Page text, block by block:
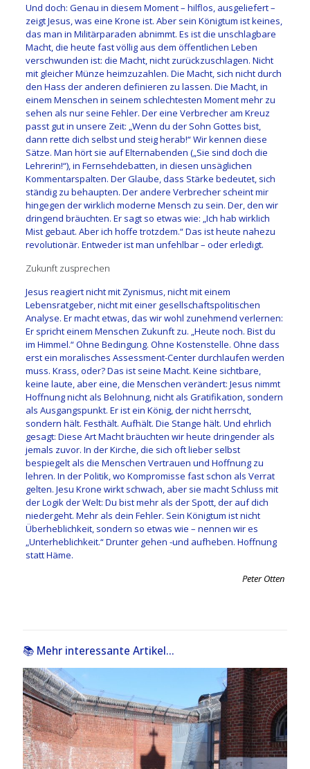
Und doch: Genau in diesem Moment – hilflos, ausgeliefert –
zeigt Jesus, was eine Krone ist. Aber sein Königtum ist keines,
das man in Militärparaden abnimmt. Es ist die unschlagbare
Macht, die heute fast völlig aus dem öffentlichen Leben
verschwunden ist: die Macht, nicht zurückzuschlagen. Nicht
mit gleicher Münze heimzuzahlen. Die Macht, sich nicht durch
den Hass der anderen definieren zu lassen. Die Macht, in
einem Menschen in seinem schlechtesten Moment mehr zu
sehen als nur seine Fehler. Der eine Verbrecher am Kreuz
passt gut in unsere Zeit: „Wenn du der Sohn Gottes bist,
dann rette dich selbst und steig herab!“ Wir kennen diese
Sätze. Man hört sie auf Elternabenden („Sie sind doch die
Lehrerin!“), in Fernsehdebatten, in diesen unsäglichen
Kommentarspalten. Der Glaube, dass Stärke bedeutet, sich
ständig zu behaupten. Der andere Verbrecher scheint mir
hingegen der wirklich moderne Mensch zu sein. Der, den wir
dringend bräuchten. Er sagt so etwas wie: „Ich hab wirklich
Mist gebaut. Aber ich hoffe trotzdem.“ Das ist heute nahezu
revolutionär. Entweder ist man unfehlbar – oder erledigt.
Zukunft zusprechen
Jesus reagiert nicht mit Zynismus, nicht mit einem
Lebensratgeber, nicht mit einer gesellschaftspolitischen
Analyse. Er macht etwas, das wir wohl zunehmend verlernen:
Er spricht einem Menschen Zukunft zu. „Heute noch. Bist du
im Himmel.“ Ohne Bedingung. Ohne Kostenstelle. Ohne dass
erst ein moralisches Assessment-Center durchlaufen werden
muss. Krass, oder? Das ist seine Macht. Keine sichtbare,
keine laute, aber eine, die Menschen verändert: Jesus nimmt
Hoffnung nicht als Belohnung, nicht als Gratifikation, sondern
als Ausgangspunkt. Er ist ein König, der nicht herrscht,
sondern hält. Festhält. Aufhält. Die Stange hält. Und ehrlich
gesagt: Diese Art Macht bräuchten wir heute dringender als
jemals zuvor. In der Kirche, die sich oft lieber selbst
bespiegelt als die Menschen Vertrauen und Hoffnung zu
lehren. In der Politik, wo Kompromisse fast schon als Verrat
gelten. Jesu Krone wirkt schwach, aber sie macht Schluss mit
der Logik der Welt: Du bist mehr als der Spott, der auf dich
niedergeht. Mehr als dein Fehler. Sein Königtum ist nicht
Überheblichkeit, sondern so etwas wie – nennen wir es
„Unterheblichkeit.“ Drunter gehen -und aufheben. Hoffnung
statt Häme.
Peter Otten
📚 Mehr interessante Artikel...